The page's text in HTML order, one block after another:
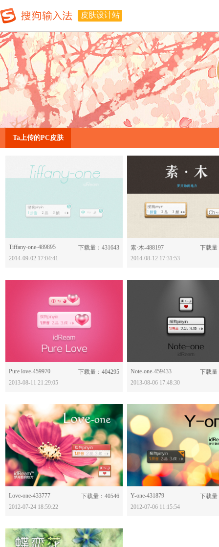
皮肤设计站
Ta上传的PC皮肤
分享：
Tiffany-one-489895
下载量：431643
2014-09-02 17:04:41
素·木-488197
下载量
2014-08-12 17:31:53
分享：
Pure love-459970
下载量：404295
2013-08-11 21:29:05
分享：
Note-one-459433
下载量
2013-08-06 17:48:30
分享：
Love-one-433777
下载量：40546
2012-07-24 18:59:22
Y-one-431879
下载量
2012-07-06 11:15:54